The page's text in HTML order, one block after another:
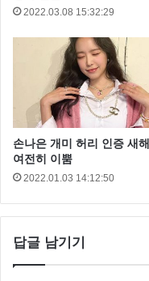
2022.03.08 15:32:29
손나은 개미 허리 인증 새
여전히 이뿜
2022.01.03 14:12:50
답글 남기기